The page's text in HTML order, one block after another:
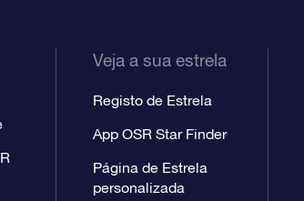
Veja a sua estrela
Registo de Estrela
App OSR Star Finder
Página de Estrela
personalizada